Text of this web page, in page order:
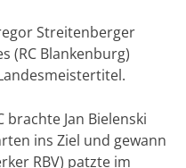
Streitenberger
(RC Blankenburg)
brachte Jan Bielenski
ins Ziel und gewann
RBV) patzte im